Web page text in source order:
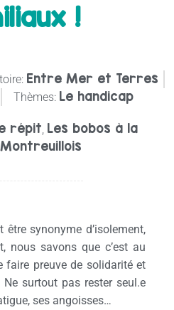
!
Entre Mer et Terres
Thèmes: Le handicap
répit Les bobos à la
Montreuillois
synonyme d’isolement,
nous savons que c’est au
faire preuve de solidarité et
Ne surtout pas rester seul.e
ses angoisses…